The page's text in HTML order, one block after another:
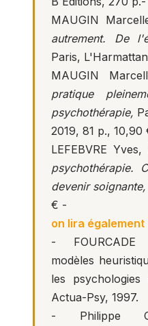
MAUGIN
autrement. De
Paris,
MAUGIN
pratique
psychothérapie,
2019, 81 p., 10,90
LEFEBVRE Yves,
psychothérapie.
devenir soignante,
€ -
on lira également
-
modèles
les
Actua-Psy, 1997.
- Philippe